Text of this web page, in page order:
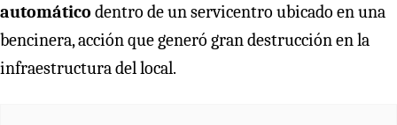
automático dentro de un servicentro ubicado en una
bencinera, acción que generó gran destrucción en la
infraestructura del local.